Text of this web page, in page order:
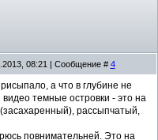
08:21 | Сообщение # 4
а что в глубине не
темные островки - это на
рассыпчатый,
повнимательней. Это на